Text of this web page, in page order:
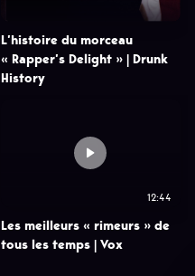
L’histoire du morceau
« Rapper’s Delight » | Drunk
History
12:44
Les meilleurs « rimeurs » de
tous les temps | Vox